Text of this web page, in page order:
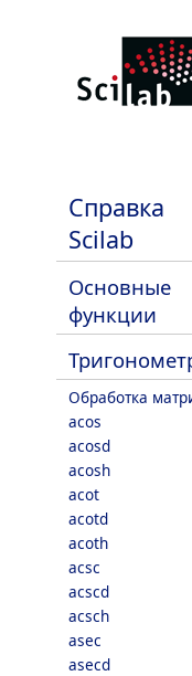
Справка
Scilab
Основные
функции
Обработка
acos
acosd
acosh
acot
acotd
acoth
acsc
acscd
acsch
asec
asecd